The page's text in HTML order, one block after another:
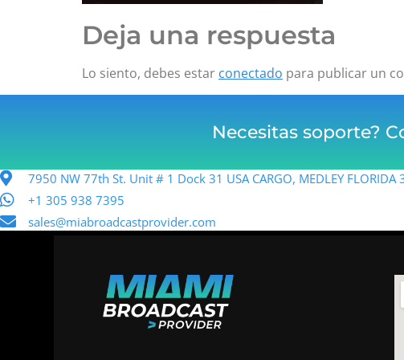
Deja una respuesta
Lo siento, debes estar conectado para publicar un
Necesitas soporte?
7950 NW 77th St. Unit # 1 Dock 31 USA CARGO, MEDLEY FLORIDA
+1 305 938 7395
sales@miabroadcastprovider.com